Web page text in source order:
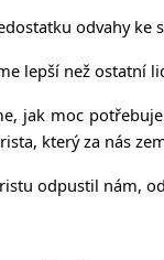
odvahy
lepší než ostatní
jak moc
který za nás
odpustil nám,